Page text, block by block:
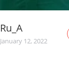
Ru_A
January 12, 2022